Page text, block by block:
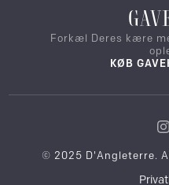
Forkæl Deres kære
KØB
© 2025 D'Angleterre.